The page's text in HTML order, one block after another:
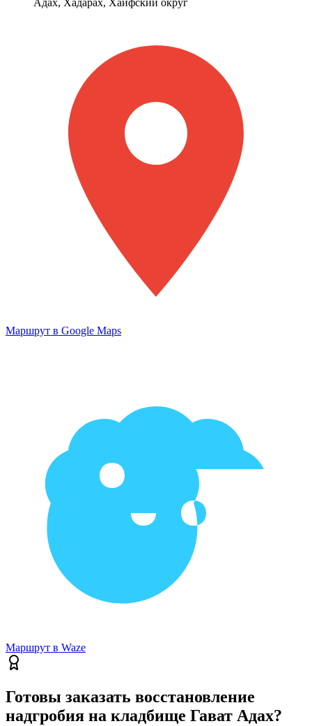
Адах, Хадарах, Хайфский округ
Маршрут в Google Maps
Маршрут в Waze
Готовы заказать восстановление
надгробия на кладбище Гават Адах?